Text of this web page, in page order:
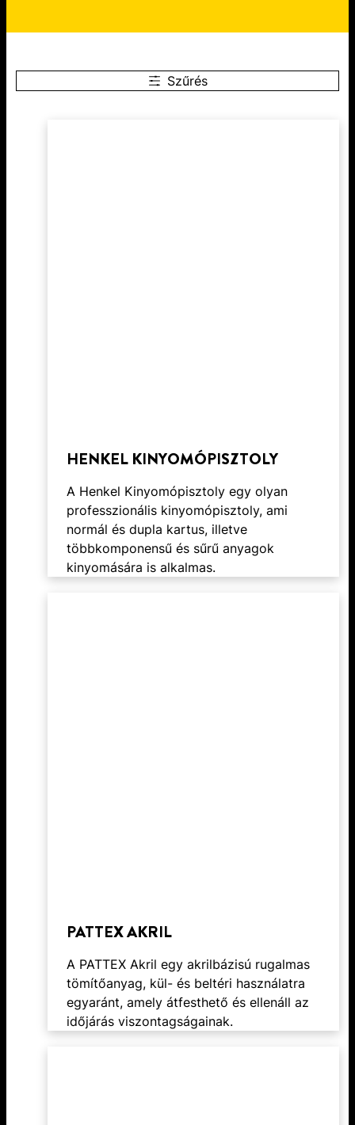
Szűrés
HENKEL KINYOMÓPISZTOLY
A Henkel Kinyomópisztoly egy olyan
professzionális kinyomópisztoly, ami
normál és dupla kartus, illetve
többkomponensű és sűrű anyagok
kinyomására is alkalmas.
PATTEX AKRIL
A PATTEX Akril egy akrilbázisú rugalmas
tömítőanyag, kül- és beltéri használatra
egyaránt, amely átfesthető és ellenáll az
időjárás viszontagságainak.